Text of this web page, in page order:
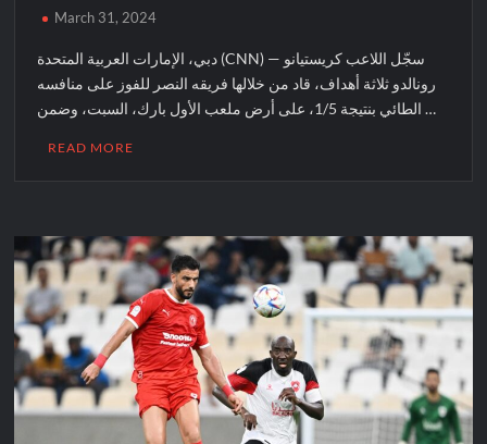
March 31, 2024
دبي، الإمارات العربية المتحدة (CNN) — سجّل اللاعب كريستيانو
رونالدو ثلاثة أهداف، قاد من خلالها فريقه النصر للفوز على منافسه
الطائي بنتيجة 1/5، على أرض ملعب الأول بارك، السبت، وضمن …
READ MORE